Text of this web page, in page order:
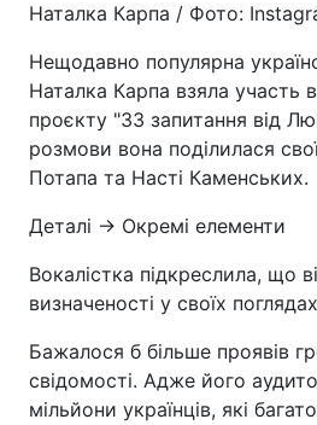
Наталка Карпа / Фото:
Нещодавно популярна
Наталка Карпа взяла участь
проєкту "33 запитання від
розмови вона поділилася
Потапа та Насті Каменських.
Деталі -> Окремі елементи
Вокалістка підкреслила, що
визначеності у своїх
Бажалося б більше проявів
свідомості. Адже його
мільйони українців, які